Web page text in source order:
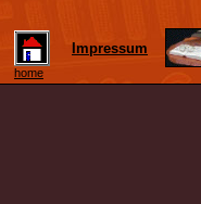
home
Impressum